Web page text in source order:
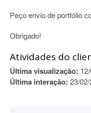
Peço envio de portfólio
Obrigado!
Atividades do
Última visualização:
Última interação: 23/